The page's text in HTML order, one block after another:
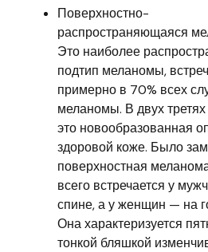
Поверхностно-
распространяющаяся
Это наиболее
подтип меланомы,
примерно в 70% всех
меланомы. В двух третях
это новообразованная
здоровой коже. Было
поверхностная
всего встречается у
спине, а у женщин — на
Она характеризуется
тонкой бляшкой